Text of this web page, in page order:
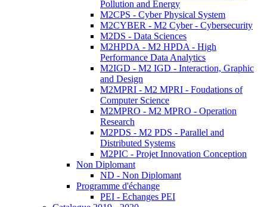
Pollution and Energy
M2CPS - Cyber Physical System
M2CYBER - M2 Cyber - Cybersecurity
M2DS - Data Sciences
M2HPDA - M2 HPDA - High
Performance Data Analytics
M2IGD - M2 IGD - Interaction, Graphic
and Design
M2MPRI - M2 MPRI - Foudations of
Computer Science
M2MPRO - M2 MPRO - Operation
Research
M2PDS - M2 PDS - Parallel and
Distributed Systems
M2PIC - Projet Innovation Conception
Non Diplomant
ND - Non Diplomant
Programme d'échange
PEI - Echanges PEI